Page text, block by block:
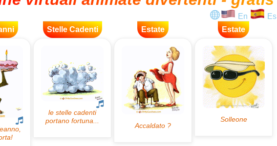
En
Es
Stelle Cadenti Estate Estate